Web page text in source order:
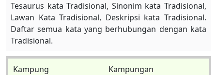
Tesaurus kata Tradisional, Sinonim kata Tradisional,
Lawan Kata Tradisional, Deskripsi kata Tradisional.
Daftar semua kata yang berhubungan dengan kata
Tradisional.
Kampung
Kampungan